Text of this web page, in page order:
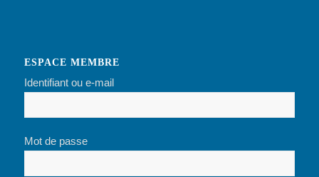
ESPACE MEMBRE
Identifiant ou e-mail
Mot de passe